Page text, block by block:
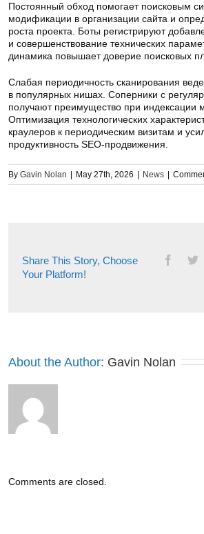
Постоянный обход помогает поисковым
модификации в организации сайта и
роста проекта. Боты регистрируют
и совершенствование технических
динамика повышает доверие поисковых
Слабая периодичность сканирования
в популярных нишах. Соперники с
получают преимущество при индексации
Оптимизация технологических
краулеров к периодическим визитам и
продуктивность SEO-продвижения.
By Gavin Nolan May 27th, 2026 News
Share This Story, Choose
Your Platform!
About the Author: Gavin Nolan
Comments are closed.